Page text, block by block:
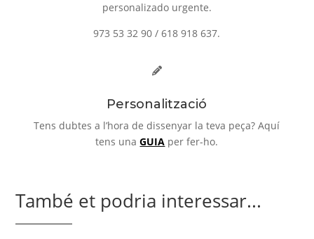
personalizado urgente.
973 53 32 90 / 618 918 637.
Personalització
Tens dubtes a l’hora de dissenyar la teva peça? Aquí
tens unaGUIA per fer-ho.
També et podria interessar...